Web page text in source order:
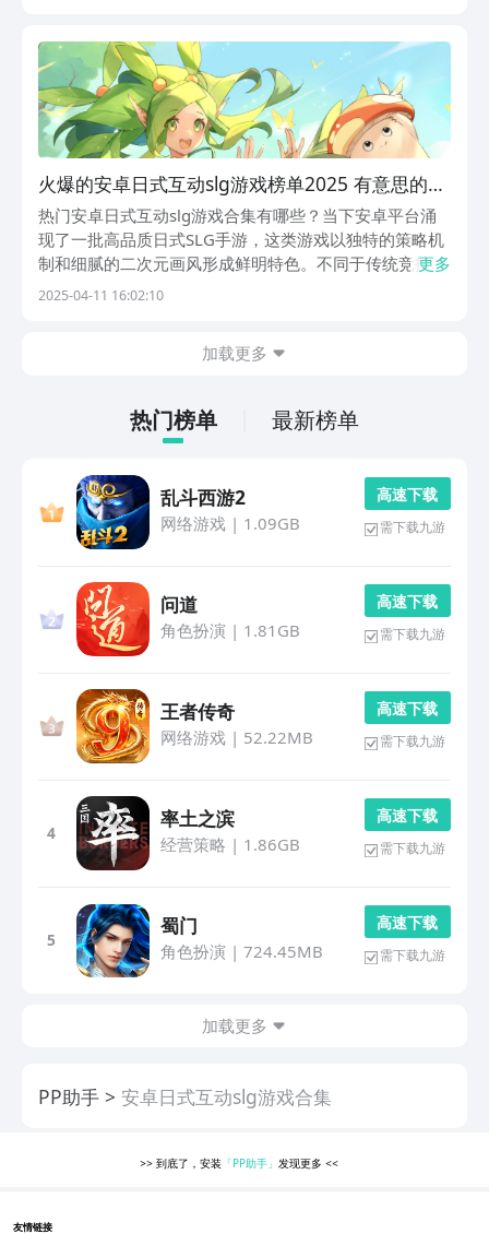
满...
火爆的安卓日式互动slg游戏榜单2025 有意思的日
式互动slg游戏推荐
热门安卓日式互动slg游戏合集有哪些？当下安卓平台涌
现了一批高品质日式SLG手游，这类游戏以独特的策略机
制和细腻的二次元画风形成鲜明特色。不同于传统竞技游
戏，它们更注重战术布局与资源调配的脑力博弈，比如需
更多
2025-04-11 16:02:10
加载更多
热门榜单 最新榜单
乱斗西游2
网络游戏| 1.09GB
高 速 下 载
需下载九游
问道
角色扮演 | 1.81GB
高 速 下 载
需下载九游
王者传奇
网络游戏| 52.22MB
高 速 下 载
需下载九游
4
率土之滨
经营策略 | 1.86GB
高 速 下 载
需下载九游
5
蜀门
角色扮演 | 724.45MB
高 速 下 载
需下载九游
加载更多
PP助手 安卓日式互动slg游戏合集
>> 到底了，安装 「PP助手」发现更多<<
友情链接